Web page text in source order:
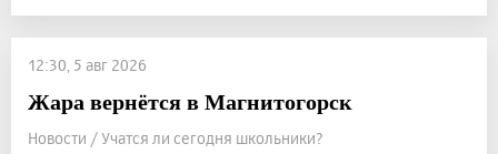
12:30, 5 авг 2026
Жара вернётся в Магнитогорск
Новости / Учатся ли сегодня школьники?